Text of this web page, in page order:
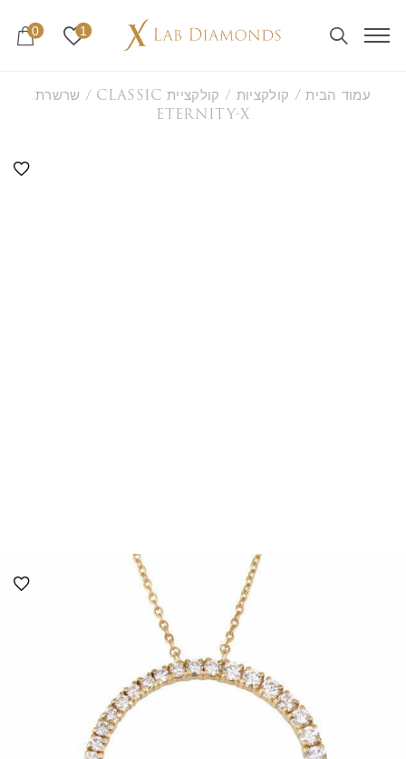
1
0
עמוד הבית/ קולקציות / קולקציית CLASSIC
/ שרשרת
ETERNITY-X